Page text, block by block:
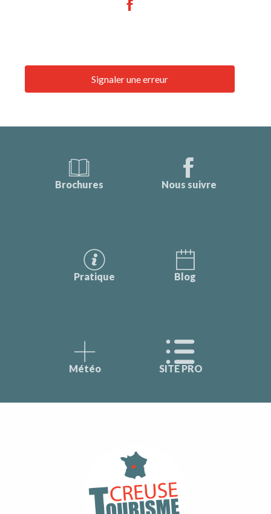
Signaler une erreur
Brochures Nous suivre
Pratique Blog
Météo SITE PRO